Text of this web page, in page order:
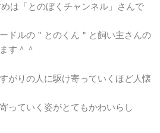
は「とのぼくチャンネル」さんで
ドルの＂とのくん＂と飼い主さんの
す＾＾
がりの人に駆け寄っていくほど人懐
っていく姿がとてもかわいらし